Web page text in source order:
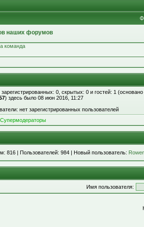
наших форумов
команда
зарегистрированных: 0, скрытых: 0 и гостей: 1
) здесь было 08 июн 2016, 11:27
нет зарегистрированных пользователей
Супермодераторы
816 | Пользователей: 984 | Новый пользователь:
Имя пользователя: